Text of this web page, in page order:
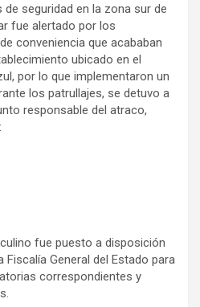
seguridad en la zona sur de
fue alertado por los
conveniencia que acababan
ubicado en el
por lo que implementaron un
los patrullajes, se detuvo a
responsable del atraco,
fue puesto a disposición
Fiscalía General del Estado para
correspondientes y